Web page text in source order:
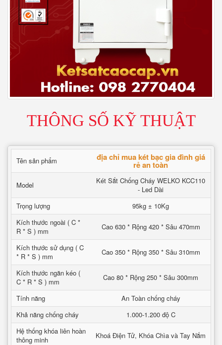
THÔNG SỐ KỸ THUẬT
Tên sản phẩm địa chỉ mua két bạc gia đình giá
rẻ an toàn
Model
Két Sắt Chống Cháy WELKO KCC110
- Led Dài
Trọng lượng
95kg ± 10Kg
Kích thước ngoài ( C *
R * S ) mm
Cao 630 * Rộng 420 * Sâu 470mm
Kích thước sử dụng ( C
* R * S ) mm
Cao 350 * Rộng 350 * Sâu 310mm
Kích thước ngăn kéo (
C * R * S ) mm
Cao 80 * Rộng 250 * Sâu 300mm
Tính năng
An Toàn chống cháy
Khả năng chống cháy
1.000-1.200 độ C
Hệ thống khóa liên hoàn
thông minh
Khoá Điện Tử, Khóa Chìa và Tay Nắm